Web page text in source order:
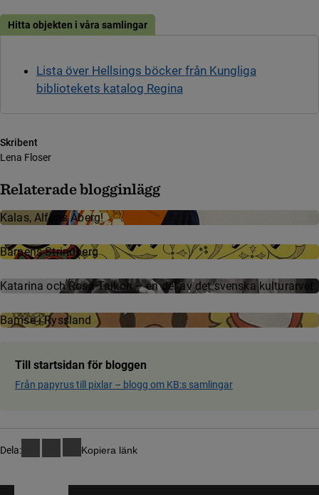
Hitta objekten i våra samlingar
Lista över Hellsings böcker från Kungliga
bibliotekets katalog Regina
Skribent
Lena Floser
Relaterade blogginlägg
Kalas, Alfons Åberg!
Barnens Strind­berg
Kata­ri­na och Rosa Taikon – en del av det svens­ka kultur­ar­vet
Bamse i Ryssland
Till startsidan för bloggen
Från papyrus till pixlar ­– blog­g om KB:s samling­ar
Dela: Kopiera länk